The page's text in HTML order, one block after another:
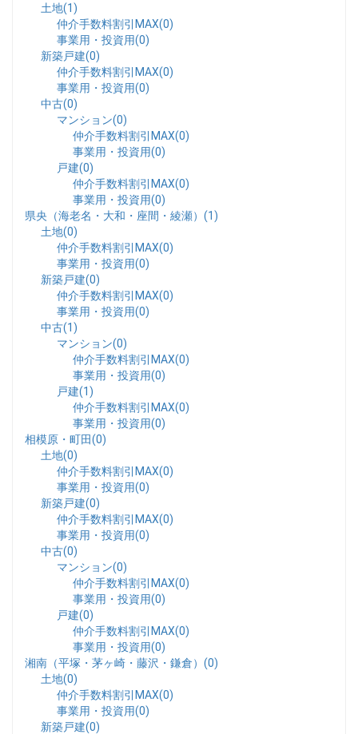
土地(1)
仲介手数料割引MAX(0)
事業用・投資用(0)
新築戸建(0)
仲介手数料割引MAX(0)
事業用・投資用(0)
中古(0)
マンション(0)
仲介手数料割引MAX(0)
事業用・投資用(0)
戸建(0)
仲介手数料割引MAX(0)
事業用・投資用(0)
県央（海老名・大和・座間・綾瀬）(1)
土地(0)
仲介手数料割引MAX(0)
事業用・投資用(0)
新築戸建(0)
仲介手数料割引MAX(0)
事業用・投資用(0)
中古(1)
マンション(0)
仲介手数料割引MAX(0)
事業用・投資用(0)
戸建(1)
仲介手数料割引MAX(0)
事業用・投資用(0)
相模原・町田(0)
土地(0)
仲介手数料割引MAX(0)
事業用・投資用(0)
新築戸建(0)
仲介手数料割引MAX(0)
事業用・投資用(0)
中古(0)
マンション(0)
仲介手数料割引MAX(0)
事業用・投資用(0)
戸建(0)
仲介手数料割引MAX(0)
事業用・投資用(0)
湘南（平塚・茅ヶ崎・藤沢・鎌倉）(0)
土地(0)
仲介手数料割引MAX(0)
事業用・投資用(0)
新築戸建(0)